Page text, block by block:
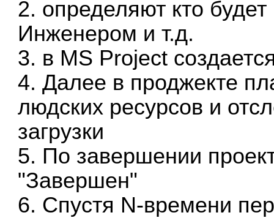
2. определяют кто
Инженером и т.д.
3. в MS Project
4. Далее в проджекте
людских ресурсов и
загрузки
5. По завершении
"Завершен"
6. Спустя N-времени